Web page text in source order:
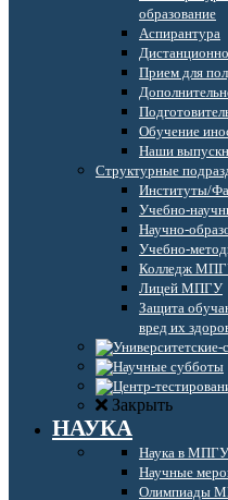
образование
Аспирантура
Прием для
Обучение
Наши
Структурные
Институты/
Учебно-
Научно-
Учебно-
Колледж
Лицей МПГУ
Защита
вред их
Закрыть
НАУКА
Наука в МПГУ
Научные
Олимпиады